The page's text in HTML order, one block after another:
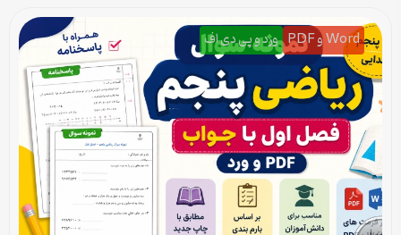
Word و PDF ورد و پی دی اف